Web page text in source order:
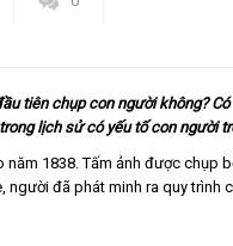
tiên chụp con người không?
lịch sử có yếu tố con người
1838. Tấm ảnh được chụp
người đã phát minh ra quy trình